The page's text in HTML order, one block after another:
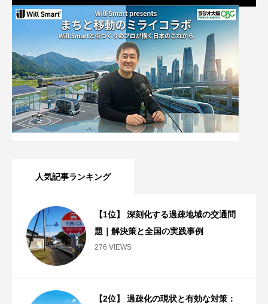
人気記事ランキング
【1位】 深刻化する過疎地域の交通問
題｜解決策と全国の実践事例
276 VIEWS
【2位】 過疎化の現状と有効な対策：